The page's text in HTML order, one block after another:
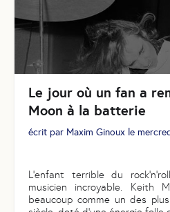
Le jour où un fan a
Moon à la batterie
écrit par Maxim Ginoux le
L’enfant terrible du
musicien incroyable. Keith
beaucoup comme un des